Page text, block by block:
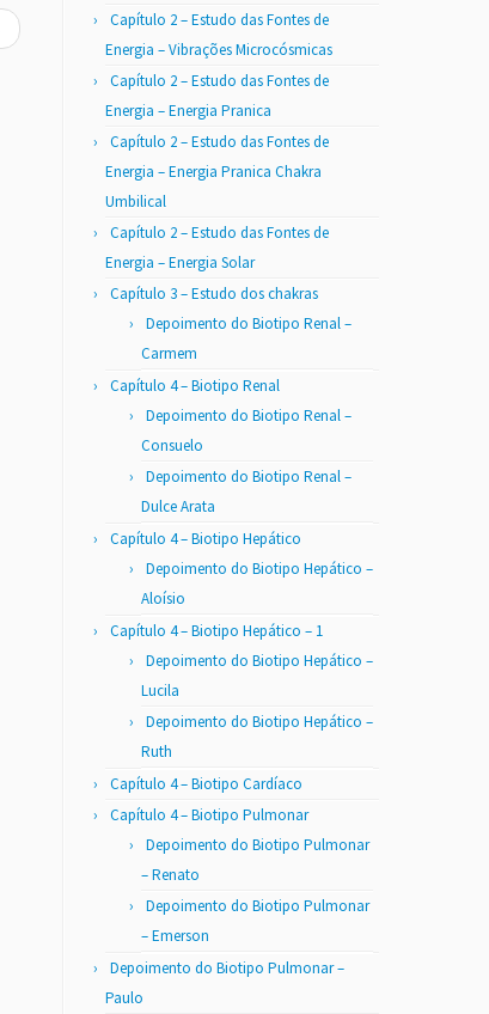
Capítulo 2 – Estudo das Fontes de
Energia – Vibrações Microcósmicas
Capítulo 2 – Estudo das Fontes de
Energia – Energia Pranica
Capítulo 2 – Estudo das Fontes de
Energia – Energia Pranica Chakra
Umbilical
Capítulo 2 – Estudo das Fontes de
Energia – Energia Solar
Capítulo 3 – Estudo dos chakras
Depoimento do Biotipo Renal –
Carmem
Capítulo 4 – Biotipo Renal
Depoimento do Biotipo Renal –
Consuelo
Depoimento do Biotipo Renal –
Dulce Arata
Capítulo 4 – Biotipo Hepático
Depoimento do Biotipo Hepático –
Aloísio
Capítulo 4 – Biotipo Hepático – 1
Depoimento do Biotipo Hepático –
Lucila
Depoimento do Biotipo Hepático –
Ruth
Capítulo 4 – Biotipo Cardíaco
Capítulo 4 – Biotipo Pulmonar
Depoimento do Biotipo Pulmonar
– Renato
Depoimento do Biotipo Pulmonar
– Emerson
Depoimento do Biotipo Pulmonar –
Paulo